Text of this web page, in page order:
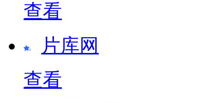
查看
片库网
查看